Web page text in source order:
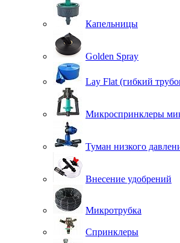
Капельницы
Golden Spray
Lay Flat (гибкий
Микроспринклеры
Туман низкого
Внесение удобрений
Микротрубка
Спринклеры